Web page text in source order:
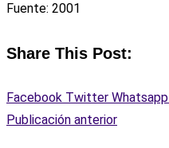
Fuente: 2001
Share This Post:
Facebook Twitter Whatsapp
Publicación anterior